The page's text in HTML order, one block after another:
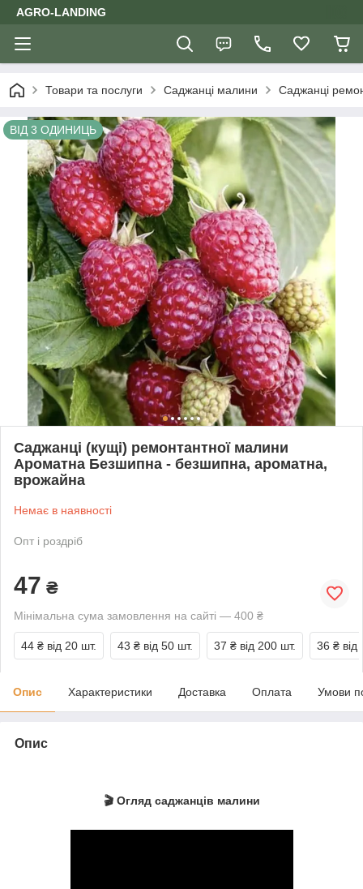
AGRO-LANDING
Товари та послуги Саджанці малини Саджанці
ВІД 3 ОДИНИЦЬ
Саджанці (кущі) ремонтантної малини
Ароматна Безшипна - безшипна, ароматна,
врожайна
Немає в наявності
Опт і роздріб
47 ₴
Мінімальна сума замовлення на сайті — 400 ₴
44 ₴ від 20 шт. 43 ₴ від 50 шт. 37 ₴ від 200 шт. 36 ₴
Опис Характеристики Доставка Оплата Умови
Опис
🎬 Огляд саджанців малини